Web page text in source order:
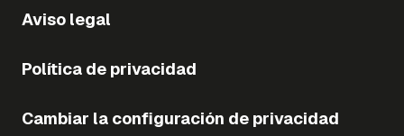
Aviso legal
Política de privacidad
Cambiar la configuración de privacidad